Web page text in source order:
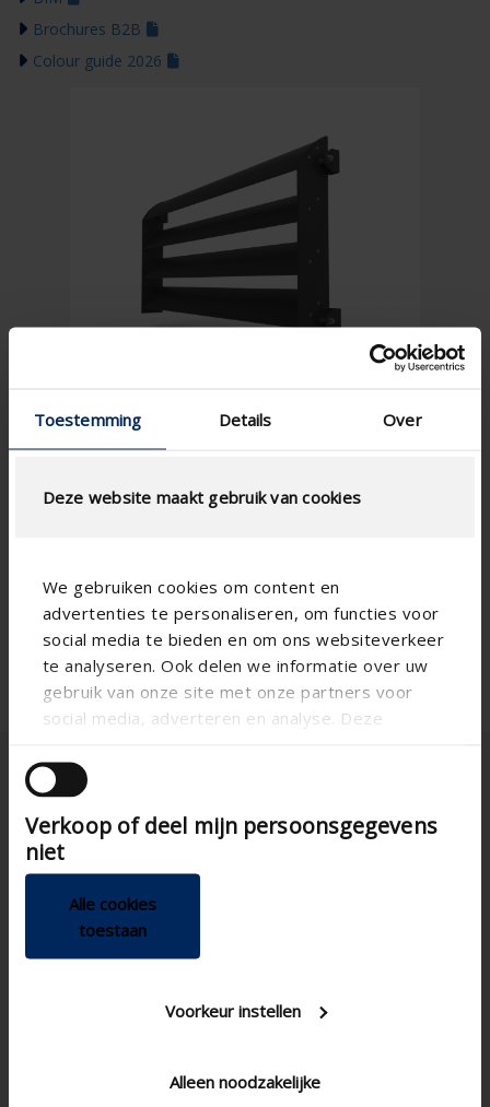
Toestemming Details Over
Deze website maakt gebruik van cookies
We gebruiken cookies om content en
advertenties te personaliseren, om functies voor
social media te bieden en om ons websiteverkeer
te analyseren. Ook delen we informatie over uw
gebruik van onze site met onze partners voor
social media, adverteren en analyse. Deze
andere informatie die u aan ze heeft verstrekt of
die ze hebben verzameld op basis van uw gebruik
van hun services.
Verkoop of deel mijn persoonsgegevens
niet
Alle cookies
toestaan
Voorkeur instellen
Alleen noodzakelijke
Brochures B2B
Colour guide 2026